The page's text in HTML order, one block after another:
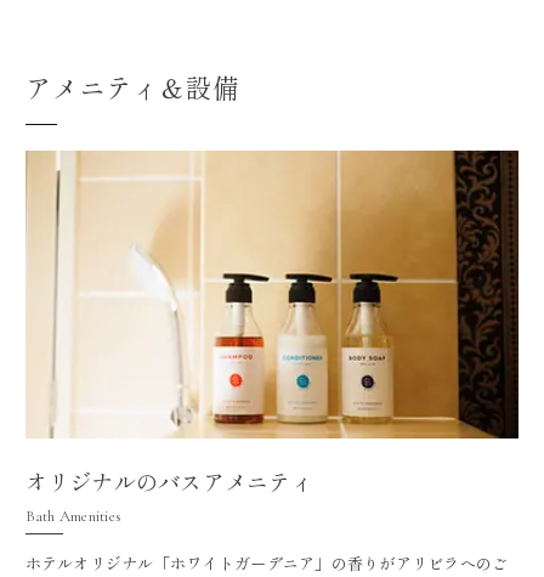
アメニティ＆設備
オリジナルのバスアメニティ
Bath Amenities
ホテルオリジナル「ホワイトガーデニア」の香りがアリビラへのご